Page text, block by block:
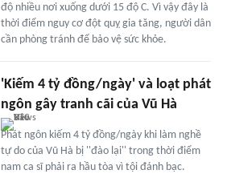
độ nhiều nơi xuống dưới 15 độ C. Vì vậy đây là
thời điểm nguy cơ đột quỵ gia tăng, người dân
cần phòng tránh để bảo vệ sức khỏe.
'Kiếm 4 tỷ đồng/ngày' và loạt phát
ngôn gây tranh cãi của Vũ Hà
Phát ngôn kiếm 4 tỷ đồng/ngày khi làm nghề
tự do của Vũ Hà bị ''đào lại'' trong thời điểm
nam ca sĩ phải ra hầu tòa vì tội đánh bạc.